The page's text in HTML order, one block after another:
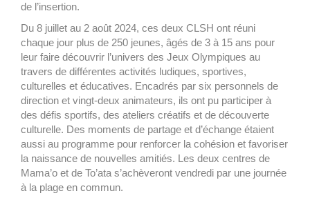
de l’insertion.
Du 8 juillet au 2 août 2024, ces deux CLSH ont réuni
chaque jour plus de 250 jeunes, âgés de 3 à 15 ans pour
leur faire découvrir l’univers des Jeux Olympiques au
travers de différentes activités ludiques, sportives,
culturelles et éducatives. Encadrés par six personnels de
direction et vingt-deux animateurs, ils ont pu participer à
des défis sportifs, des ateliers créatifs et de découverte
culturelle. Des moments de partage et d’échange étaient
aussi au programme pour renforcer la cohésion et favoriser
la naissance de nouvelles amitiés. Les deux centres de
Mama’o et de To’ata s’achèveront vendredi par une journée
à la plage en commun.